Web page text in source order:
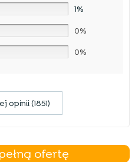
1%
0%
0%
opinii (1851)
ofertę